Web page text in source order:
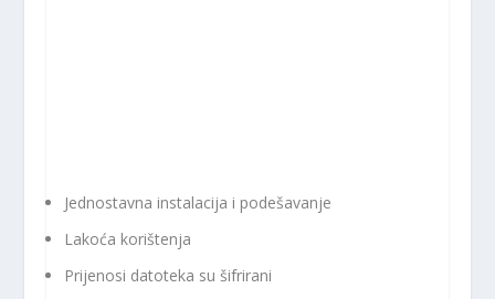
Jednostavna instalacija i podešavanje
Lakoća korištenja
Prijenosi datoteka su šifrirani